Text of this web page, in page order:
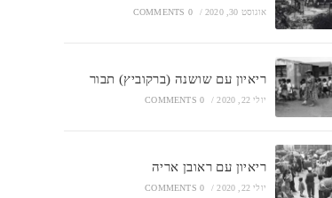
אוגוסט 30, 2020 /
0 COMMENTS
ריאיון עם שושנה (ברקוביץ) תבור
יולי 22, 2020 /
0 COMMENTS
ריאיון עם ראובן אריה
יולי 22, 2020 /
0 COMMENTS